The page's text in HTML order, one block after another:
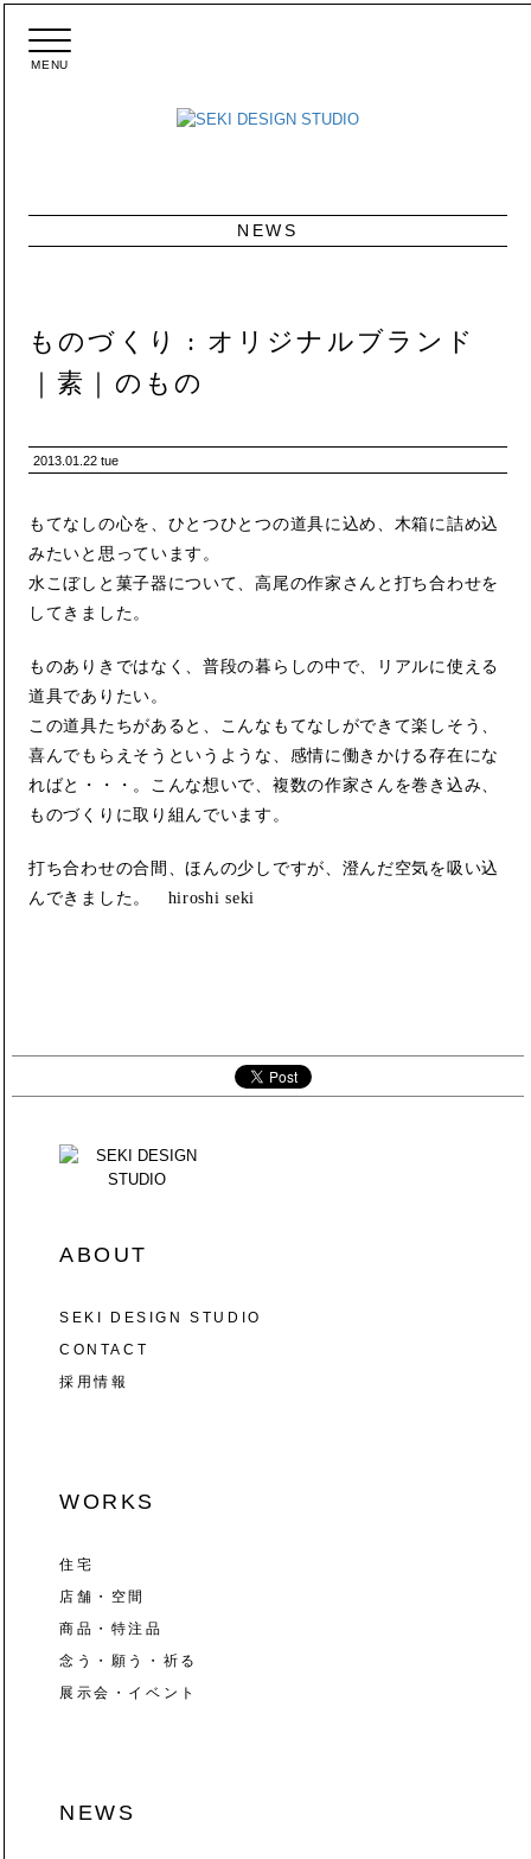
MENU
NEWS
ものづくり : オリジナルブランド
｜素｜のもの
2013.01.22 tue
もてなしの心を、ひとつひとつの道具に込め、木箱に詰め込
みたいと思っています。
水こぼしと菓子器について、高尾の作家さんと打ち合わせを
してきました。
ものありきではなく、普段の暮らしの中で、リアルに使える
道具でありたい。
この道具たちがあると、こんなもてなしができて楽しそう、
喜んでもらえそうというような、感情に働きかける存在にな
ればと・・・。こんな想いで、複数の作家さんを巻き込み、
ものづくりに取り組んでいます。
打ち合わせの合間、ほんの少しですが、澄んだ空気を吸い込
んできました。 hiroshi seki
ABOUT
SEKI DESIGN STUDIO
CONTACT
採用情報
WORKS
住宅
店舗・空間
商品・特注品
念う・願う・祈る
展示会・イベント
NEWS